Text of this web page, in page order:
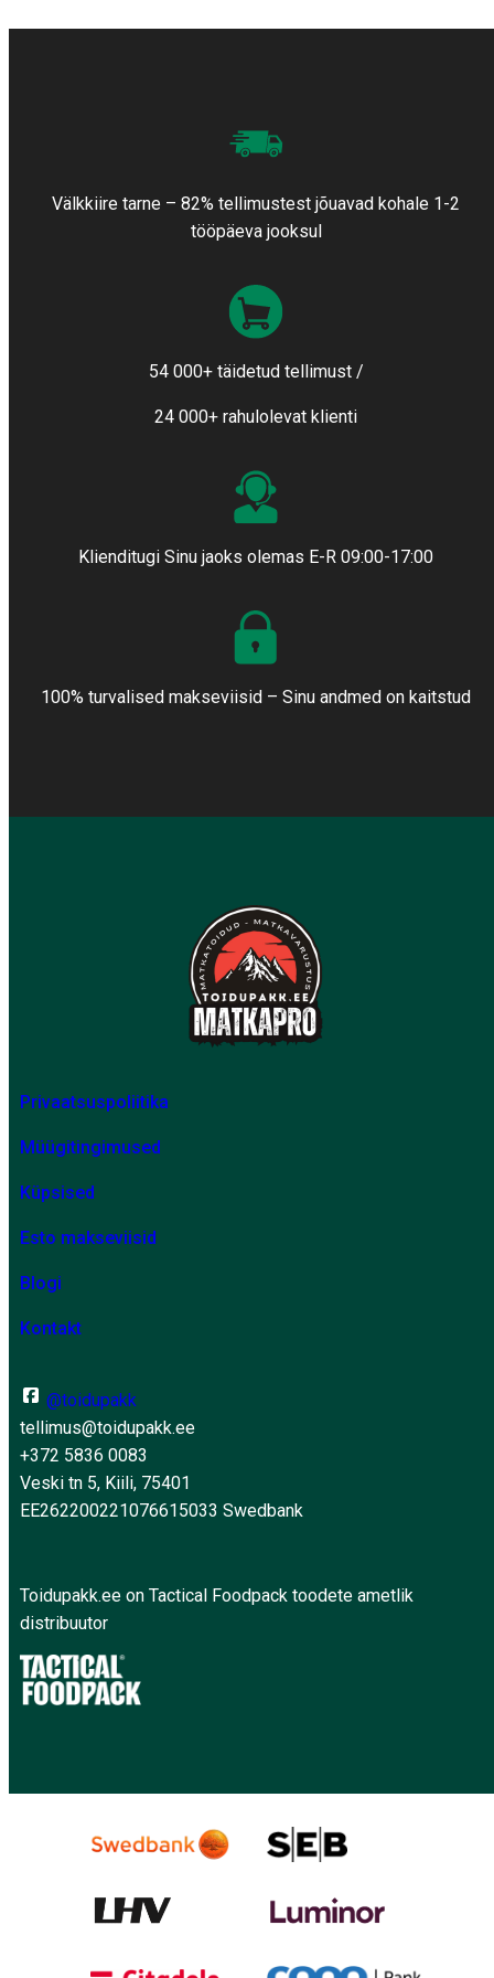
Välkkiire tarne – 82% tellimustest jõuavad kohale 1-2
tööpäeva jooksul
54 000+ täidetud tellimust /
24 000+ rahulolevat klienti
Klienditugi Sinu jaoks olemas E-R 09:00-17:00
100% turvalised makseviisid – Sinu andmed on kaitstud
Privaatsuspoliitika
Müügitingimused
Küpsised
Esto makseviisid
Blogi
Kontakt
@toidupakk
tellimus@toidupakk.ee
+372 5836 0083
Veski tn 5, Kiili, 75401
EE262200221076615033 Swedbank
Toidupakk.ee on Tactical Foodpack toodete ametlik
distribuutor